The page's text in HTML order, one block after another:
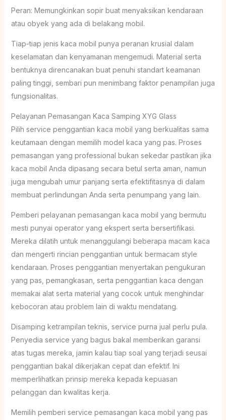
Peran: Memungkinkan sopir buat menyaksikan kendaraan
atau obyek yang ada di belakang mobil.
Tiap-tiap jenis kaca mobil punya peranan krusial dalam
keselamatan dan kenyamanan mengemudi. Material serta
bentuknya direncanakan buat penuhi standart keamanan
paling tinggi, sembari pun menimbang faktor penampilan juga
fungsionalitas.
Pelayanan Pemasangan Kaca Samping XYG Glass
Pilih service penggantian kaca mobil yang berkualitas sama
keutamaan dengan memilih model kaca yang pas. Proses
pemasangan yang professional bukan sekedar pastikan jika
kaca mobil Anda dipasang secara betul serta aman, namun
juga mengubah umur panjang serta efektifitasnya di dalam
membuat perlindungan Anda serta penumpang yang lain.
Pemberi pelayanan pemasangan kaca mobil yang bermutu
mesti punyai operator yang ekspert serta bersertifikasi.
Mereka dilatih untuk menanggulangi beberapa macam kaca
dan mengerti rincian penggantian untuk bermacam style
kendaraan. Proses penggantian menyertakan pengukuran
yang pas, pemangkasan, serta penggantian kaca dengan
memakai alat serta material yang cocok untuk menghindar
kebocoran atau problem lain di waktu mendatang.
Disamping ketrampilan teknis, service purna jual perlu pula.
Penyedia service yang bagus bakal memberikan garansi
atas tugas mereka, jamin kalau tiap soal yang terjadi seusai
penggantian bakal dikerjakan cepat dan efektif. Ini
memperlihatkan prinsip mereka kepada kepuasan
pelanggan dan kwalitas kerja.
Memilih pemberi service pemasangan kaca mobil yang pas